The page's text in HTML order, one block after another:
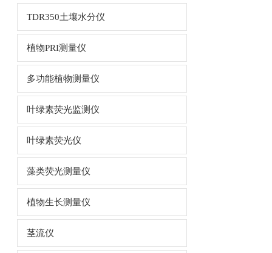
TDR350土壤水分仪
植物PRI测量仪
多功能植物测量仪
叶绿素荧光监测仪
叶绿素荧光仪
藻类荧光测量仪
植物生长测量仪
茎流仪